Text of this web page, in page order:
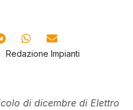
Redazione Impianti
di dicembre di Elettro